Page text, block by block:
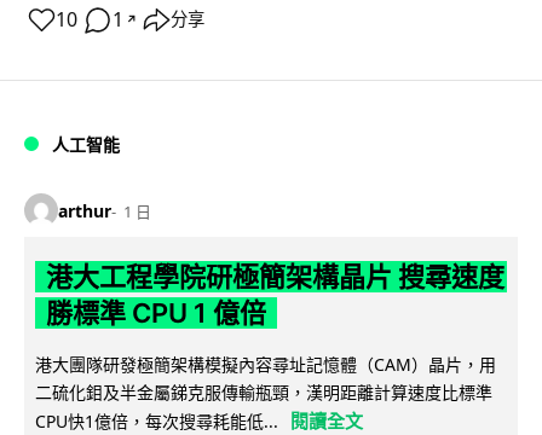
10 1 ↗ 分享
人工智能
arthur 1 日
港大工程學院研極簡架構晶片 搜尋速度
勝標準 CPU 1 億倍
港大團隊研發極簡架構模擬內容尋址記憶體（CAM）晶片，用
二硫化鉬及半金屬銻克服傳輸瓶頸，漢明距離計算速度比標準
CPU快1億倍，每次搜尋耗能低...
閱讀全文